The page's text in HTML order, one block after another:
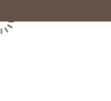
Chargement